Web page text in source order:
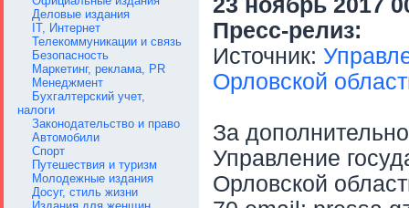
Деловые издания
IT, Интернет
Телекоммуникации и связь
Безопасность
Маркетинг, реклама, PR
Менеджмент
Бухгалтерский учет,
налоги
Законодательство и право
Автомобили
Спорт
Путешествия и туризм
Молодежные издания
Досуг, стиль жизни
23 ноябрь 2017
Пресс-релиз:
Источник:
Орловской
За
Управление
Орловской